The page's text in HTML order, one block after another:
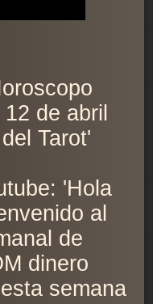
de abril
Tarot'
'Hola
al
de
dinero
semana